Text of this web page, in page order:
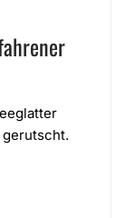
gerutscht.